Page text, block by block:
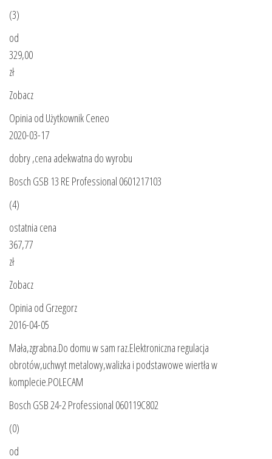
(3)
od
329,00
zł
Zobacz
Opinia od Użytkownik Ceneo
2020-03-17
dobry ,cena adekwatna do wyrobu
Bosch GSB 13 RE Professional 0601217103
(4)
ostatnia cena
367,77
zł
Zobacz
Opinia od Grzegorz
2016-04-05
Mała,zgrabna.Do domu w sam raz.Elektroniczna regulacja
obrotów,uchwyt metalowy,walizka i podstawowe wiertła w
komplecie.POLECAM
Bosch GSB 24-2 Professional 060119C802
(0)
od